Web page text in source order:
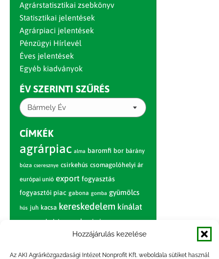
Hozzájárulás kezelése
Az AKI Agrárközgazdasági Intézet Nonprofit Kft. weboldala sütiket használ
Agrárstatisztikai zsebkönyv
Statisztikai jelentések
Agrárpiaci jelentések
Pénzügyi Hírlevél
Éves jelentések
Egyéb kiadványok
ÉV SZERINTI SZŰRÉS
Bármely Év
CÍMKÉK
agrárpiac alma baromfi bor bárány
búza cseresznye csirkehús csomagolóhelyi ár
európai unió export fogyasztás
fogyasztói piac gabona gomba gyümölcs
hús juh kacsa kereskedelem kínálat
körte marhahús nagybani piac narancs
nemzetközi árinformációk
paradicsom piac piaci jelentés